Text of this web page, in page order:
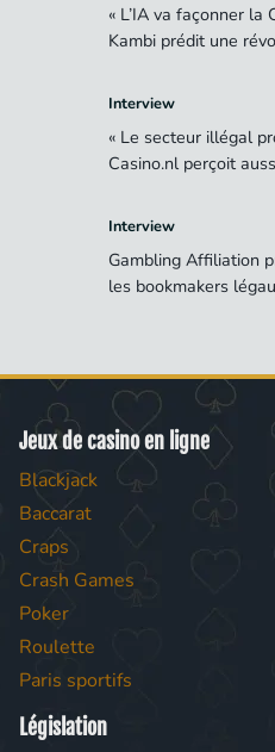
« L’IA va façonner la
Kambi prédit une
Interview
« Le secteur illégal
Casino.nl perçoit
Interview
Gambling Affiliation
les bookmakers
Jeux de casino en ligne
Blackjack
Baccarat
Craps
Crash Games
Poker
Roulette
Paris sportifs
Législation